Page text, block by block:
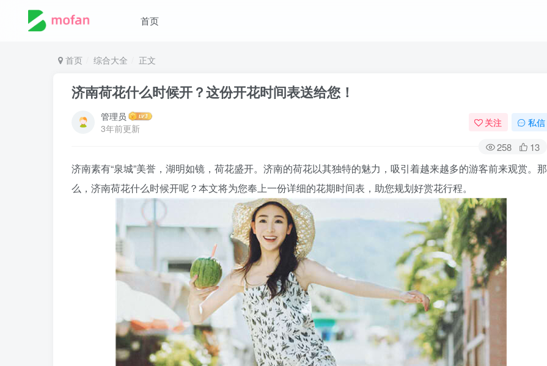
首页
首页 综合大全 正文
济南荷花什么时候开？这份开花时间表送给您！
管理员
3年前更新
关注 私信
258 13
济南素有“泉城”美誉，湖明如镜，荷花盛开。济南的荷花以其独特的魅力，吸引着越来越多的游客前来观赏。那
么，济南荷花什么时候开呢？本文将为您奉上一份详细的花期时间表，助您规划好赏花行程。